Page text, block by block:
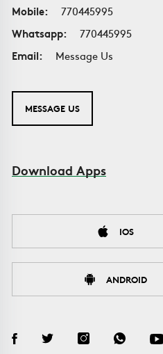
Mobile:
770445995
Whatsapp:
770445995
Email:
Message Us
MESSAGE US
Download Apps
IOS
ANDROID